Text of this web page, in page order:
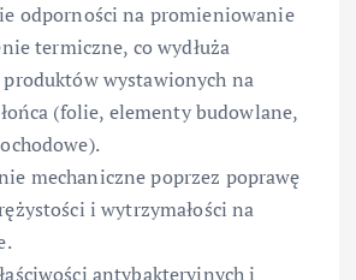
odporności na promieniowanie
termiczne, co wydłuża
wystawionych na
(folie, elementy budowlane,
mechaniczne poprzez poprawę
i wytrzymałości na
antybakteryjnych i